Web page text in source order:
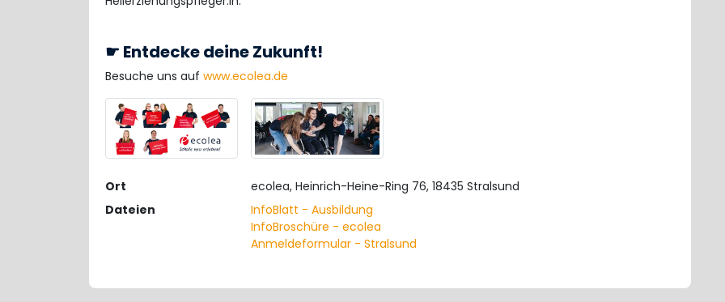
☛ Entdecke deine Zukunft!
Besuche uns auf www.ecolea.de
Ort
ecolea, Heinrich-Heine-Ring 76, 18435 Stralsund
Dateien
InfoBlatt - Ausbildung
InfoBroschüre - ecolea
Anmeldeformular - Stralsund